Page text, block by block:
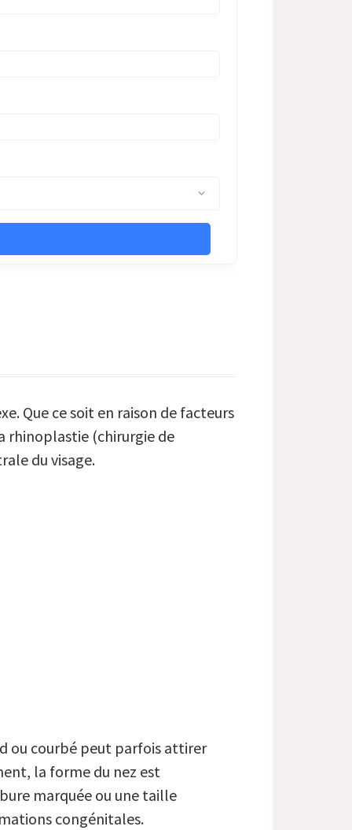
Que ce soit en raison de facteurs
rhinoplastie (chirurgie de
du visage.
ou courbé peut parfois attirer
la forme du nez est
marquée ou une taille
congénitales.